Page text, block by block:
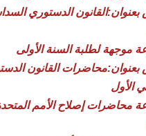
بعنوان:القانون الدستوري
موجهة لطلبة السنة الأولى
بعنوان:محاضرات القانون
الأول
محاضرات إصلاح الأمم